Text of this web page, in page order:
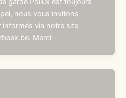
nous vous invitons
informés via notre site
Merci